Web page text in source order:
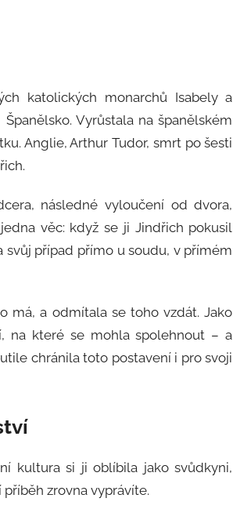
katolických monarchů Isabely a
Vyrůstala na španělském
Anglie, Arthur Tudor, smrt po šesti
následné vyloučení od dvora,
věc: když se ji Jindřich pokusil
případ přímo u soudu, v přímém
má, a odmítala se toho vzdát. Jako
na které se mohla spolehnout – a
chránila toto postavení i pro svoji
kultura si ji oblíbila jako svůdkyni,
zrovna vyprávíte.